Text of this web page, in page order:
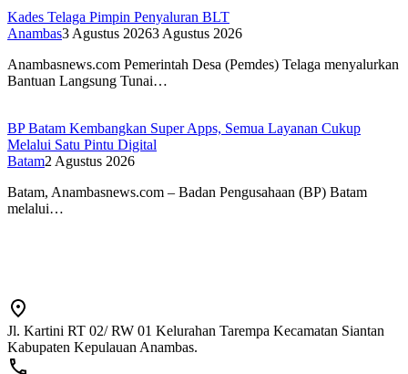
Kades Telaga Pimpin Penyaluran BLT
Anambas3 Agustus 20263 Agustus 2026
Anambasnews.com Pemerintah Desa (Pemdes) Telaga menyalurkan
Bantuan Langsung Tunai…
BP Batam Kembangkan Super Apps, Semua Layanan Cukup
Melalui Satu Pintu Digital
Batam2 Agustus 2026
Batam, Anambasnews.com – Badan Pengusahaan (BP) Batam
melalui…
Jl. Kartini RT 02/ RW 01 Kelurahan Tarempa Kecamatan Siantan
Kabupaten Kepulauan Anambas.